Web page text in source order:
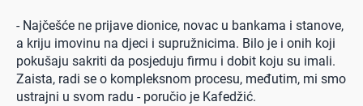
- Najčešće ne prijave dionice, novac u bankama i stanove,
a kriju imovinu na djeci i supružnicima. Bilo je i onih koji
pokušaju sakriti da posjeduju firmu i dobit koju su imali.
Zaista, radi se o kompleksnom procesu, međutim, mi smo
ustrajni u svom radu - poručio je Kafedžić.